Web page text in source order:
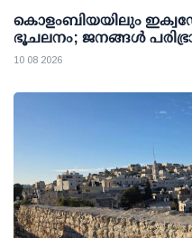
കൊളംബിയയിലും
ഭൂചലനം; ജനങ്ങൾ
10 08 2026